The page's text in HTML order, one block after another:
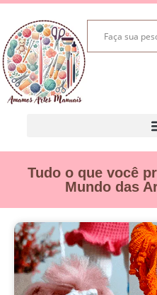
Tudo o que você
Mundo das